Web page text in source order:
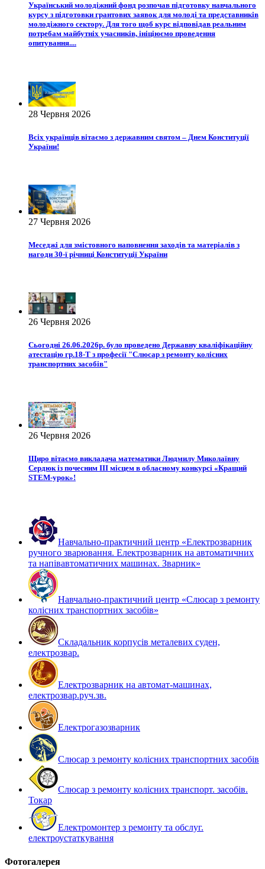
Український молодіжний фонд розпочав підготовку навчального
курсу з підготовки грантових заявок для молоді та представників
молодіжного сектору. Для того щоб курс відповідав реальним
потребам майбутніх учасників, ініціюємо проведення
опитування....
28 Червня 2026
Всіх українців вітаємо з державним святом – Днем Конституції
України!
27 Червня 2026
Меседжі для змістовного наповнення заходів та матеріалів з
нагоди 30-ї річниці Конституції України
26 Червня 2026
Сьогодні 26.06.2026р. було проведено Державну кваліфікаційну
атестацію гр.18-Т з професії "Слюсар з ремонту колісних
транспортних засобів"
26 Червня 2026
Щиро вітаємо викладача математики Людмилу Миколаївну
Сердюк із почесним ІІІ місцем в обласному конкурсі «Кращий
STEM-урок»!
Навчально-практичний центр «Електрозварник
ручного зварювання. Електрозварник на автоматичних
та напівавтоматичних машинах. Зварник»
Навчально-практичний центр «Слюсар з ремонту
колісних транспортних засобів»
Складальник корпусів металевих суден,
електрозвар.
Електрозварник на автомат-машинах,
електрозвар.руч.зв.
Електрогазозварник
Слюсар з ремонту колісних транспортних засобів
Слюсар з ремонту колісних транспорт. засобів.
Токар
Електромонтер з ремонту та обслуг.
електроустаткування
Фотогалерея